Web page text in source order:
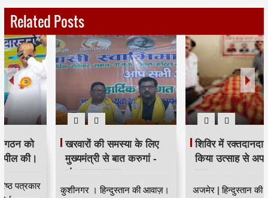
Related Posts
खरवारों की समस्या के लिए
मुख्यमंत्री से बात करुगां -
कुशीनगर । हिन्दुस्तान की आवाज़।
शिविर में रक्तदानदाताओ ने
किया उत्साह से अपने रक्त का
अजमेर | हिन्दुस्तान की आवाज |